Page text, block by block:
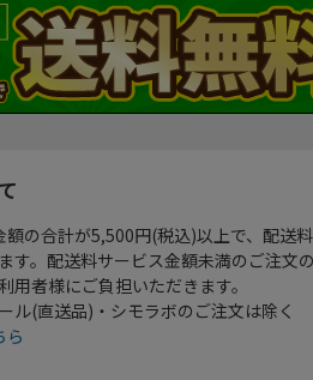
額の合計が5,500円(税込)以上で、配送
す。配送料サービス金額未満のご注文
用者様にご負担いただきます。
ル(直送品)・シモラボのご注文は除く
ら